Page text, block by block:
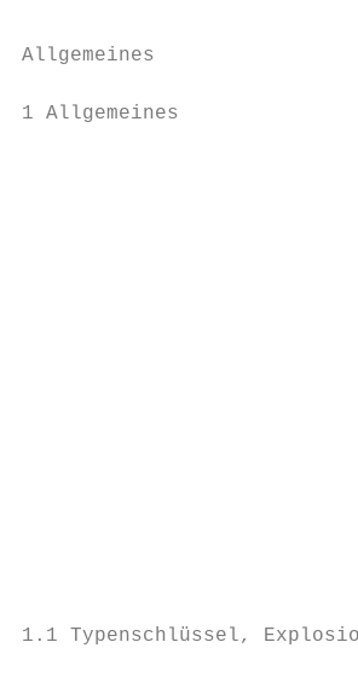
Allgemeines
1 Allgemeines
1.1 Typenschlüssel,